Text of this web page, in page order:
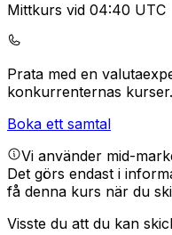
Mittkurs vid 04:40 UTC
Prata med en
konkurrenternas kurser.
Boka ett samtal
Vi använder mid-
Det görs endast i
få denna kurs när du
Visste du att du kan